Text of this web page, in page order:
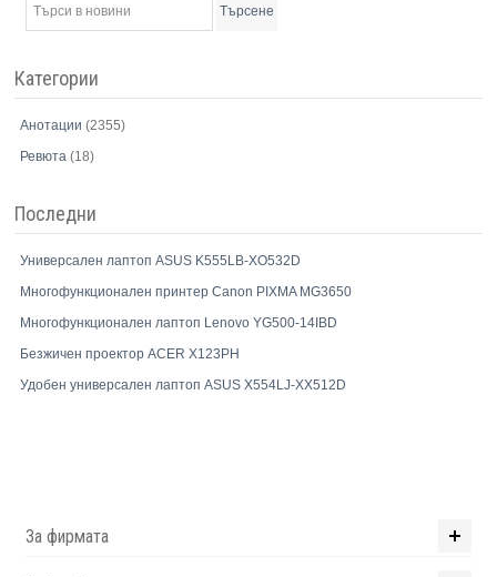
Търсене
Категории
Анотации(2355)
Ревюта(18)
Последни
Универсален лаптоп ASUS K555LB-XO532D
Многофункционален принтер Canon PIXMA MG3650
Многофункционален лаптоп Lenovo YG500-14IBD
Безжичен проектор ACER X123PH
Удобен универсален лаптоп ASUS X554LJ-XX512D
За фирмата